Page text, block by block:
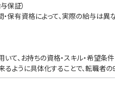
保証）
保有資格によって、実際の給与は異な
て、お持ちの資格・スキル・希望条
ように具体化することで、転職者